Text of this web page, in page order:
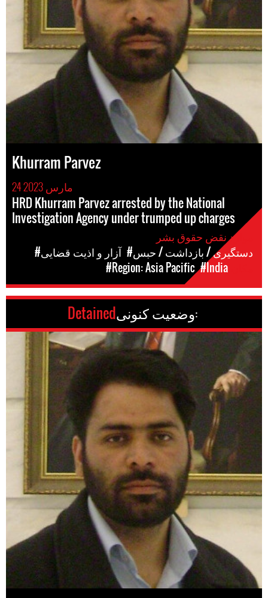
Khurram Parvez
24 مارس 2023
HRD Khurram Parvez arrested by the National
Investigation Agency under trumped up charges
#آزار و اذیت قضایی
#دستگیری / بازداشت / حبس
#Region: Asia Pacific #India
وضعیت کنونی: Detained